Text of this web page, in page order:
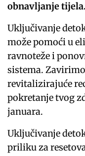
obnavljanje tijela.
Uključivanje
može pomoći u
ravnoteže i
sistema.
revitalizirajuće
pokretanje tvog
januara.
Uključivanje
priliku za